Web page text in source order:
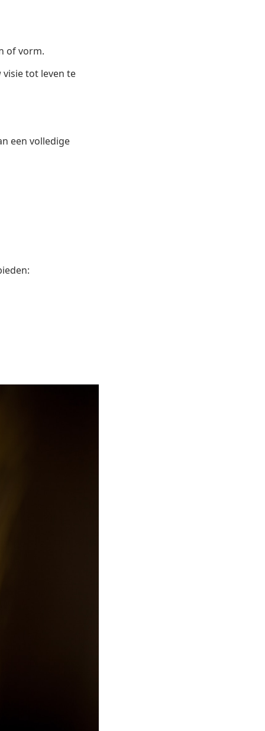
of vorm.
tot leven te
een volledige